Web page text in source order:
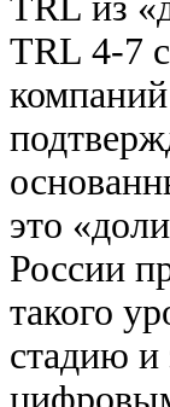
TRL 4-7
это
России
такого
стадию и